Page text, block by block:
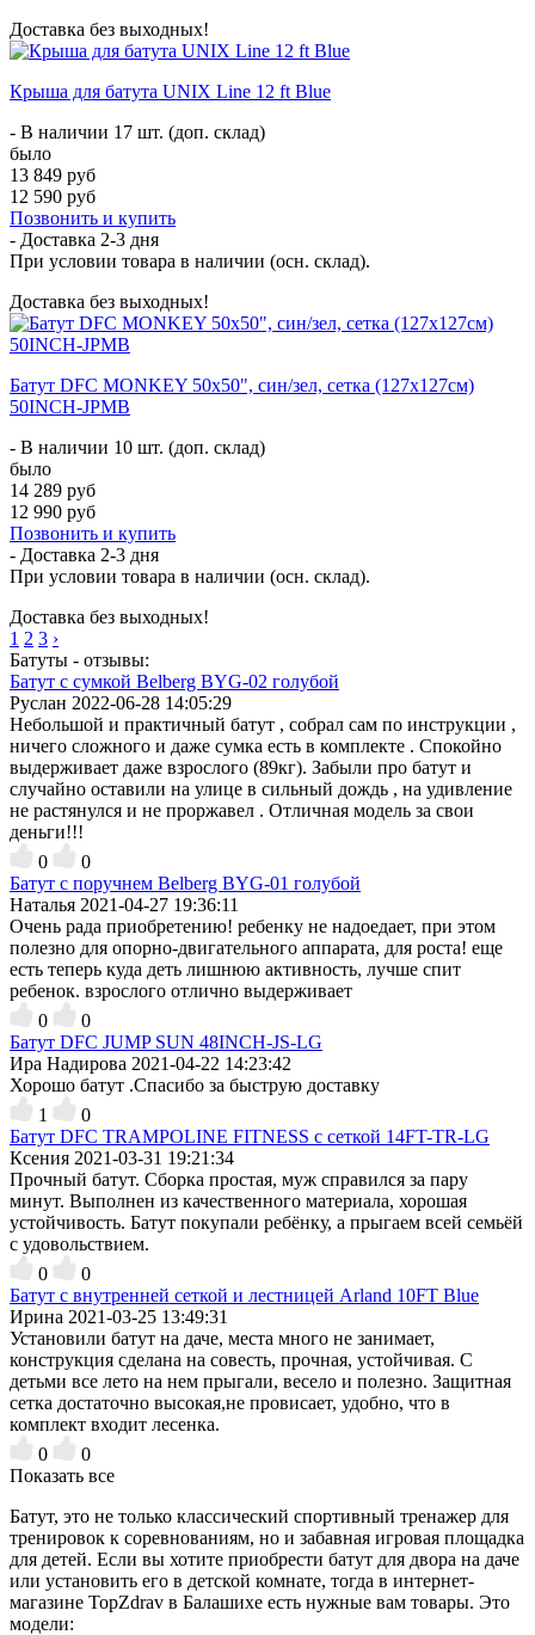
Доставка без выходных!
Крыша для батута UNIX Line 12 ft Blue
- В наличии 17 шт. (доп. склад)
было
13 849 руб
12 590 руб
Позвонить и купить
- Доставка 2-3 дня
При условии товара в наличии (осн. склад).
Доставка без выходных!
Батут DFC MONKEY 50х50", син/зел, сетка (127х127см)
50INCH-JPMB
- В наличии 10 шт. (доп. склад)
было
14 289 руб
12 990 руб
Позвонить и купить
- Доставка 2-3 дня
При условии товара в наличии (осн. склад).
Доставка без выходных!
1 2 3 ›
Батуты - отзывы:
Батут с сумкой Belberg BYG-02 голубой
Руслан 2022-06-28 14:05:29
Небольшой и практичный батут , собрал сам по инструкции ,
ничего сложного и даже сумка есть в комплекте . Спокойно
выдерживает даже взрослого (89кг). Забыли про батут и
случайно оставили на улице в сильный дождь , на удивление
не растянулся и не проржавел . Отличная модель за свои
деньги!!!
0
0
Батут с поручнем Belberg BYG-01 голубой
Наталья 2021-04-27 19:36:11
Очень рада приобретению! ребенку не надоедает, при этом
полезно для опорно-двигательного аппарата, для роста! еще
есть теперь куда деть лишнюю активность, лучше спит
ребенок. взрослого отлично выдерживает
0
0
Батут DFC JUMP SUN 48INCH-JS-LG
Ира Надирова 2021-04-22 14:23:42
Хорошо батут .Спасибо за быструю доставку
1
0
Батут DFC TRAMPOLINE FITNESS с сеткой 14FT-TR-LG
Ксения 2021-03-31 19:21:34
Прочный батут. Сборка простая, муж справился за пару
минут. Выполнен из качественного материала, хорошая
устойчивость. Батут покупали ребёнку, а прыгаем всей семьёй
с удовольствием.
0
0
Батут с внутренней сеткой и лестницей Arland 10FT Blue
Ирина 2021-03-25 13:49:31
Установили батут на даче, места много не занимает,
конструкция сделана на совесть, прочная, устойчивая. С
детьми все лето на нем прыгали, весело и полезно. Защитная
сетка достаточно высокая,не провисает, удобно, что в
комплект входит лесенка.
0
0
Показать все
Батут, это не только классический спортивный тренажер для
тренировок к соревнованиям, но и забавная игровая площадка
для детей. Если вы хотите приобрести батут для двора на даче
или установить его в детской комнате, тогда в интернет-
магазине TopZdrav в Балашихе есть нужные вам товары. Это
модели: